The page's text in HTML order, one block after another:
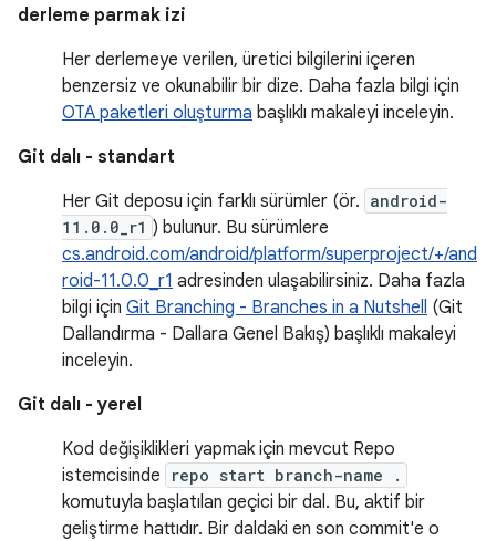
derleme parmak izi
Her derlemeye verilen, üretici bilgilerini içeren
benzersiz ve okunabilir bir dize. Daha fazla bilgi için
OTA paketleri oluşturma başlıklı makaleyi inceleyin.
Git dalı - standart
Her Git deposu için farklı sürümler (ör. android-
11.0.0_r1 ) bulunur. Bu sürümlere
cs.android.com/android/platform/superproject/+/and
roid-11.0.0_r1 adresinden ulaşabilirsiniz. Daha fazla
bilgi için Git Branching - Branches in a Nutshell (Git
Dallandırma - Dallara Genel Bakış) başlıklı makaleyi
inceleyin.
Git dalı - yerel
Kod değişiklikleri yapmak için mevcut Repo
istemcisinde
repo start branch-name .
komutuyla başlatılan geçici bir dal. Bu, aktif bir
geliştirme hattıdır. Bir daldaki en son commit'e o